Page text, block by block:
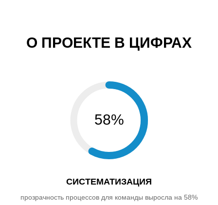
О ПРОЕКТЕ В ЦИФРАХ
58%
CИСТЕМАТИЗАЦИЯ
прозрачность процессов для команды выросла на 58%